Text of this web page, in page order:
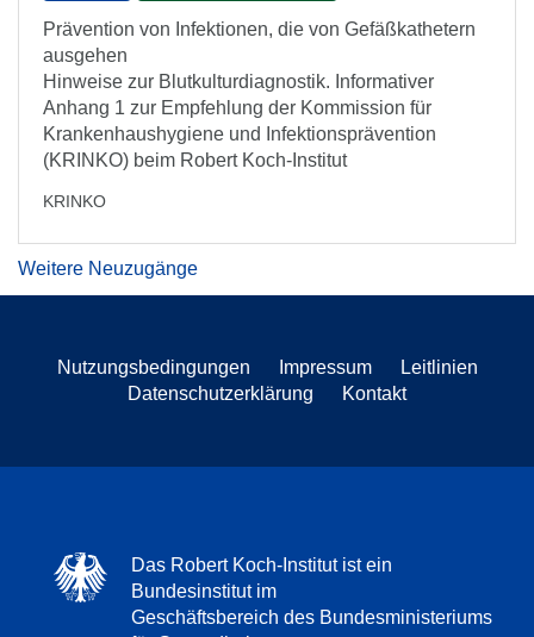
Prävention von Infektionen, die von Gefäßkathetern
ausgehen
Hinweise zur Blutkulturdiagnostik. Informativer
Anhang 1 zur Empfehlung der Kommission für
Krankenhaushygiene und Infektionsprävention
(KRINKO) beim Robert Koch-Institut
KRINKO
Weitere Neuzugänge
Nutzungsbedingungen Impressum
Leitlinien
Datenschutzerklärung
Kontakt
Das Robert Koch-Institut ist ein
Bundesinstitut im
Geschäftsbereich des Bundesministeriums